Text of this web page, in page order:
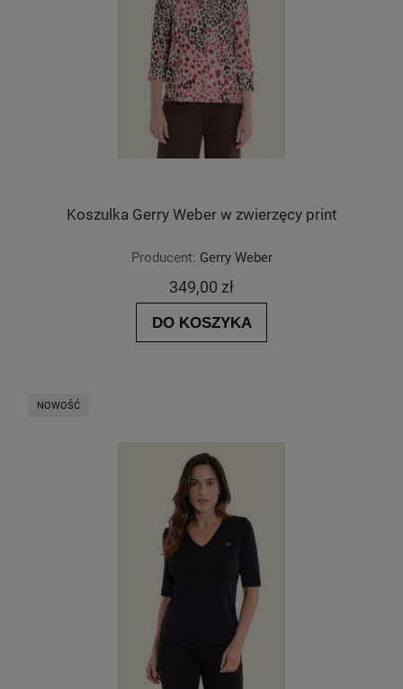
Koszulka Gerry Weber w zwierzęcy print
Producent: Gerry Weber
349,00 zł
DO KOSZYKA
NOWOŚĆ